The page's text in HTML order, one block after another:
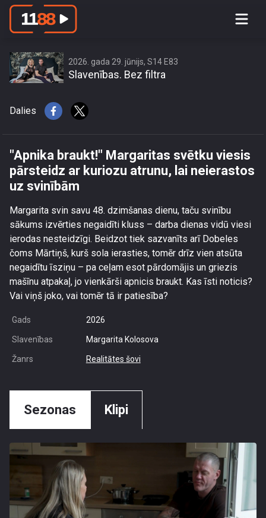
\"Apnika braukt!\" Margaritas svētku
2026. gada 29. jūnijs, S14 E83
Slavenības. Bez filtra
Dalies
"Apnika braukt!" Margaritas svētku viesis
pārsteidz ar kuriozu atrunu, lai neierastos
uz svinībām
Margarita svin savu 48. dzimšanas dienu, taču svinību
sākums izvērties negaidīti kluss – darba dienas vidū viesi
ierodas nesteidzīgi. Beidzot tiek sazvanīts arī Dobeles
čoms Mārtiņš, kurš sola ierasties, tomēr drīz vien atsūta
negaidītu īsziņu – pa ceļam esot pārdomājis un griezis
mašīnu atpakaļ, jo vienkārši apnicis braukt. Kas īsti noticis?
Vai viņš joko, vai tomēr tā ir patiesība?
Gads 2026
Slavenības Margarita Kolosova
Žanrs Realitātes šovi
Sezonas Klipi